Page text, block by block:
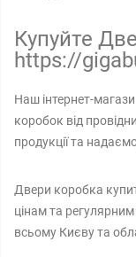
Купуйте
https://
Наш інтернет-
коробок від
продукції та
Двери коробка
цінам та
всьому Києву та